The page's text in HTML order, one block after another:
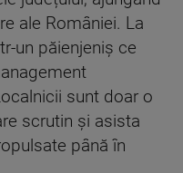
ale României. La
un păienjeniș ce
sunt doar o
scrutin și asista
până în